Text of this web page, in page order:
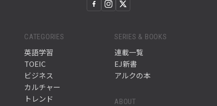
CATEGORIES
英語学習
TOEIC
ビジネス
カルチャー
トレンド
SERIES & BOOKS
連載一覧
EJ新書
アルクの本
ABOUT